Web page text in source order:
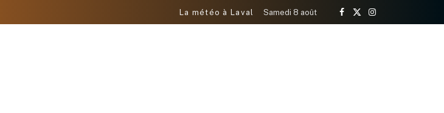
La météo à Laval Samedi 8 août
Facebook
X
Instagram